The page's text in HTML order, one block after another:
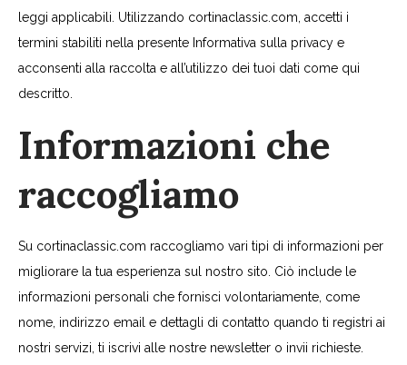
leggi applicabili. Utilizzando cortinaclassic.com, accetti i
termini stabiliti nella presente Informativa sulla privacy e
acconsenti alla raccolta e all’utilizzo dei tuoi dati come qui
descritto.
Informazioni che
raccogliamo
Su cortinaclassic.com raccogliamo vari tipi di informazioni per
migliorare la tua esperienza sul nostro sito. Ciò include le
informazioni personali che fornisci volontariamente, come
nome, indirizzo email e dettagli di contatto quando ti registri ai
nostri servizi, ti iscrivi alle nostre newsletter o invii richieste.